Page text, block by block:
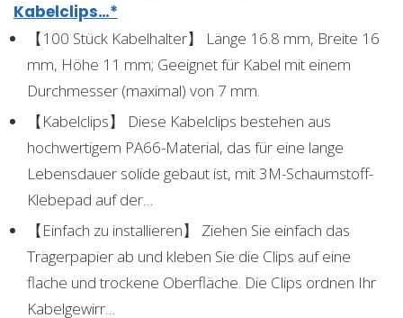
Kabelclips…*
【100 Stück Kabelhalter】 Länge 16.8 mm, Breite 16
mm, Höhe 11 mm; Geeignet für Kabel mit einem
Durchmesser (maximal) von 7 mm.
【Kabelclips】 Diese Kabelclips bestehen aus
hochwertigem PA66-Material, das für eine lange
Lebensdauer solide gebaut ist, mit 3M-Schaumstoff-
Klebepad auf der…
【Einfach zu installieren】 Ziehen Sie einfach das
Trägerpapier ab und kleben Sie die Clips auf eine
flache und trockene Oberfläche. Die Clips ordnen Ihr
Kabelgewirr…